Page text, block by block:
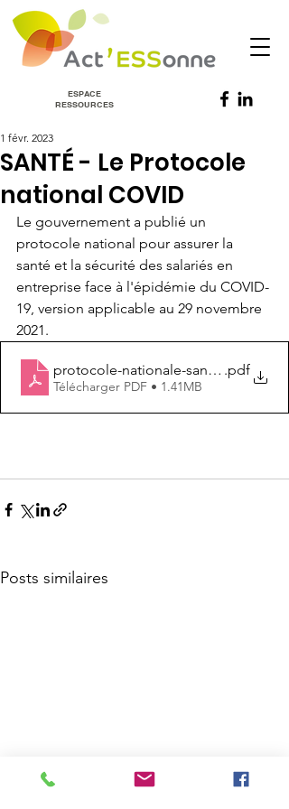
ESPACE
RESSOURCES
SANTÉ - Le Protocole
national COVID
1 févr. 2023
Le gouvernement a publié un
protocole national pour assurer la
santé et la sécurité des salariés en
entreprise face à l'épidémie du COVID-
19, version applicable au 29 novembre
2021.
protocole-nationale-sante-securite-
.pdf
Télécharger PDF • 1.41MB
Posts similaires